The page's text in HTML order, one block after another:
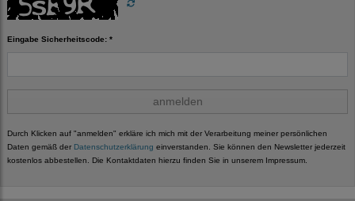
Eingabe Sicherheitscode: *
anmelden
Durch Klicken auf "anmelden" erkläre ich mich mit der Verarbeitung meiner persönlichen
Daten gemäß der Datenschutzerklärung einverstanden. Sie können den Newsletter jederzeit
kostenlos abbestellen. Die Kontaktdaten hierzu finden Sie in unserem Impressum.